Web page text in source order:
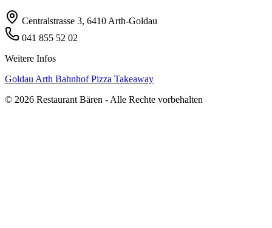
Centralstrasse 3, 6410 Arth-Goldau
041 855 52 02
Weitere Infos
Goldau Arth BahnhofPizza Takeaway
© 2026 Restaurant Bären - Alle Rechte vorbehalten